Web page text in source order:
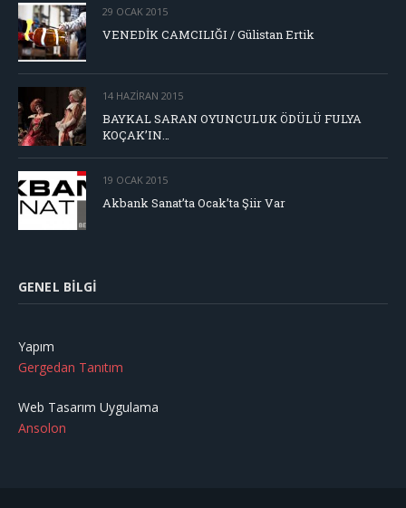
29 OCAK 2015
VENEDİK CAMCILIĞI / Gülistan Ertik
14 HAZIRAN 2015
BAYKAL SARAN OYUNCULUK ÖDÜLÜ FULYA
KOÇAK’IN…
19 OCAK 2015
Akbank Sanat’ta Ocak’ta Şiir Var
GENEL BILGI
Yapım
Gergedan Tanıtım
Web Tasarım Uygulama
Ansolon